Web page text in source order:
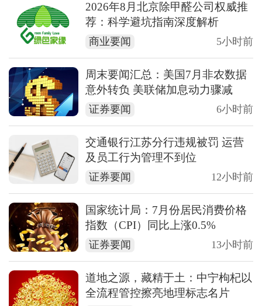
2026年8月北京除甲醛公司权威推
荐：科学避坑指南深度解析
商业要闻 5小时前
周末要闻汇总：美国7月非农数据
意外转负 美联储加息动力骤减
证券要闻 6小时前
交通银行江苏分行违规被罚 运营
及员工行为管理不到位
证券要闻 12小时前
国家统计局：7月份居民消费价格
指数（CPI）同比上涨0.5%
证券要闻 13小时前
道地之源，藏精于土：中宁枸杞以
全流程管控擦亮地理标志名片